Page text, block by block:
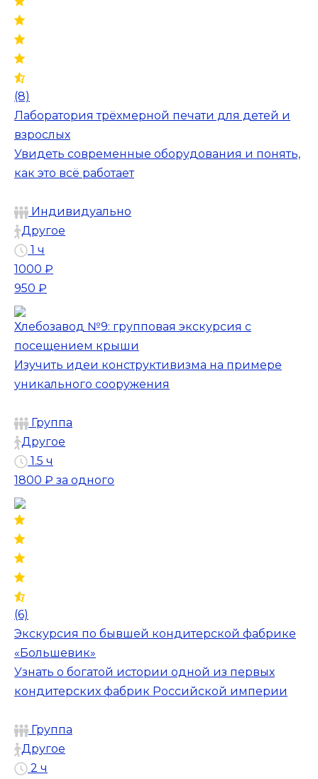
(8)
Лаборатория трёхмерной печати для детей и
взрослых
Увидеть современные оборудования и понять,
как это всё работает
Индивидуально
Другое
1 ч
1000 ₽
950 ₽
Хлебозавод №9: групповая экскурсия с
посещением крыши
Изучить идеи конструктивизма на примере
уникального сооружения
Группа
Другое
1.5 ч
1800 ₽ за одного
(6)
Экскурсия по бывшей кондитерской фабрике
«Большевик»
Узнать о богатой истории одной из первых
кондитерских фабрик Российской империи
Группа
Другое
2 ч